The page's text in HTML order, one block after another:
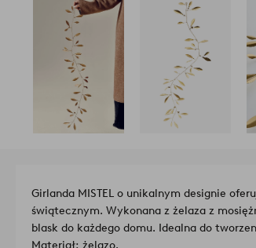
Girlanda MISTEL o unikalnym designie
świątecznym. Wykonana z żelaza z
blask do każdego domu. Idealna do
Materiał: żelazo.